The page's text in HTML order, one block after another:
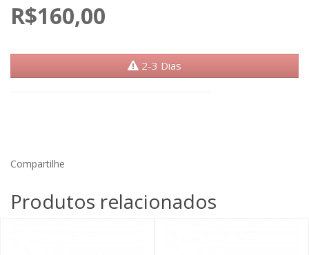
R$160,00
2-3 Dias
Compartilhe
Produtos relacionados